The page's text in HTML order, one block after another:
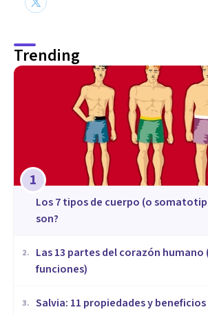
Trending
1
​Los 7 tipos de cuerpo (o
son?
2.
Las 13 partes del corazón humano
funciones)
3. Salvia: 11 propiedades y